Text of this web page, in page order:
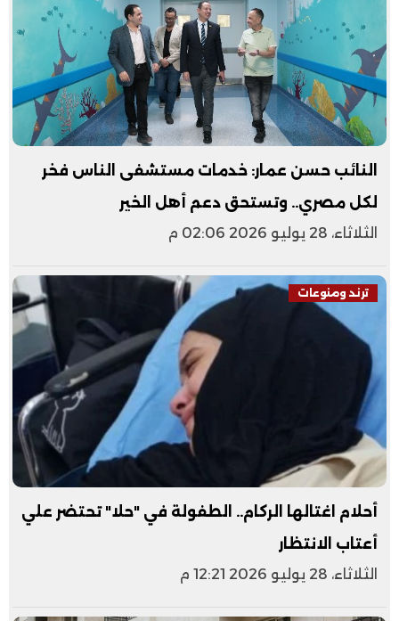
النائب حسن عمار: خدمات مستشفى الناس فخر
لكل مصري.. وتستحق دعم أهل الخير
الثلاثاء، 28 يوليو 2026 02:06 م
ترند ومنوعات
أحلام اغتالها الركام.. الطفولة في "حلا" تحتضر علي
أعتاب الانتظار
الثلاثاء، 28 يوليو 2026 12:21 م